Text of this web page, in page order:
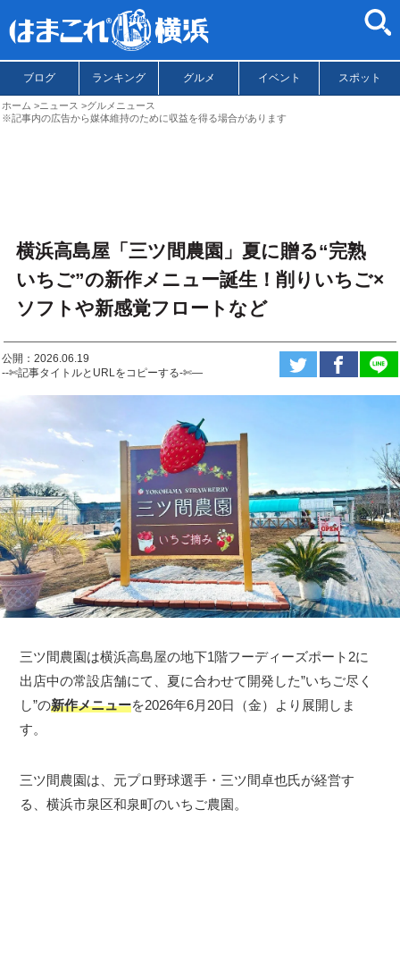
ブログ ランキング グルメ イベント スポット
ホーム ニュース
グルメニュース
※記事内の広告から媒体維持のために収益を得る場合があります
横浜高島屋「三ツ間農園」夏に贈る“完熟
いちご”の新作メニュー誕生！削りいちご×
ソフトや新感覚フロートなど
公開：2026.06.19
--✄記事タイトルとURLをコピーする-✄—
三ツ間農園は横浜高島屋の地下1階フーディーズポート2に
出店中の常設店舗にて、夏に合わせて開発した”いちご尽く
し”の新作メニューを2026年6月20日（金）より展開しま
す。
三ツ間農園は、元プロ野球選手・三ツ間卓也氏が経営す
る、横浜市泉区和泉町のいちご農園。